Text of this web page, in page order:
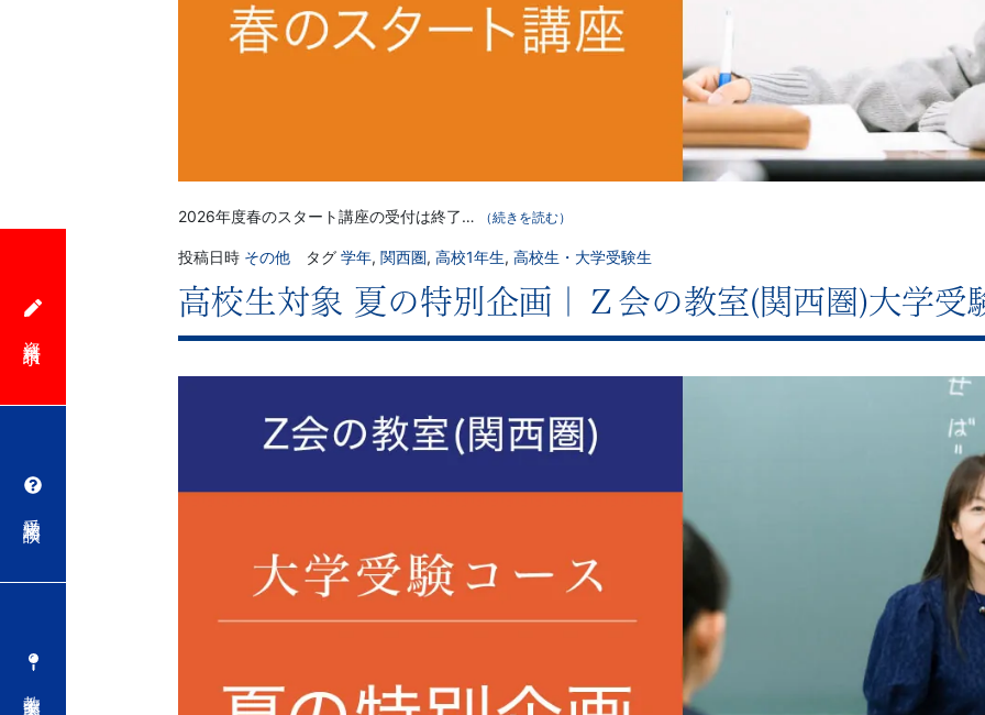
2026年度春のスタート講座の受付は終了… （続きを読む）
投稿日時 その他 タグ 学年, 関西圏, 高校1年生, 高校生・大学受験生
高校生対象 夏の特別企画｜Ｚ会の教室(関西圏)大学受